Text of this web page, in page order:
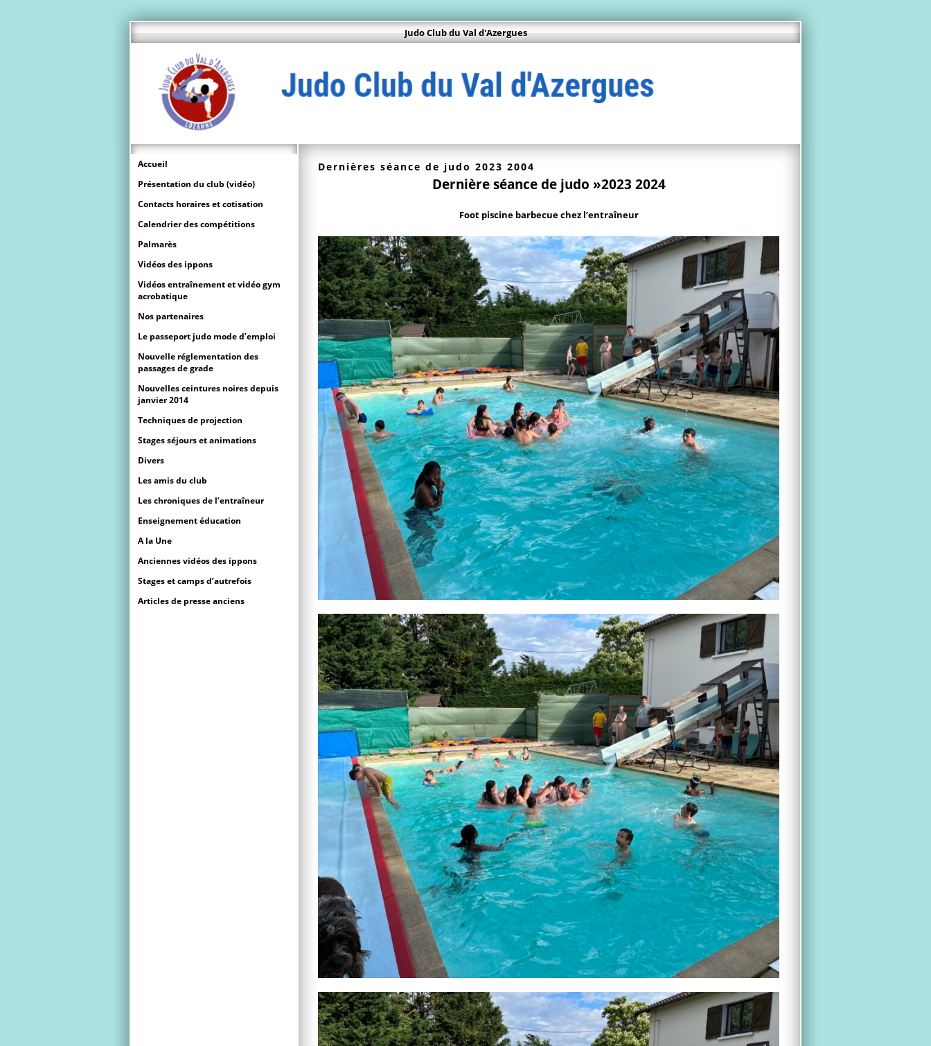
Judo Club du Val d'Azergues
Dernières séance de judo 2023 2004
Dernière séance de judo »2023 2024
Foot piscine barbecue chez l’entraîneur
Accueil
Présentation du club (vidéo)
Contacts horaires et cotisation
Calendrier des compétitions
Palmarès
Vidéos des ippons
Vidéos entraînement et vidéo gym
acrobatique
Nos partenaires
Le passeport judo mode d’emploi
Nouvelle réglementation des
passages de grade
Nouvelles ceintures noires depuis
janvier 2014
Techniques de projection
Stages séjours et animations
Divers
Les amis du club
Les chroniques de l’entraîneur
Enseignement éducation
A la Une
Anciennes vidéos des ippons
Stages et camps d’autrefois
Articles de presse anciens